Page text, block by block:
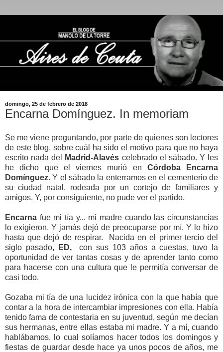
domingo, 25 de febrero de 2018
Encarna Domínguez. In memoriam
Se me viene preguntando, por parte de quienes son lectores
de este blog, sobre cuál ha sido el motivo para que no haya
escrito nada del
Madrid-Alavés celebrado el sábado. Y les
he dicho que el viernes murió en Córdoba Encarna
Domínguez. Y el sábado la enterramos en el cementerio de
su ciudad natal, rodeada por un cortejo de familiares y
amigos. Y, por consiguiente, no pude ver el partido.
Encarna fue mi tía y... mi madre cuando las circunstancias
lo exigieron. Y jamás dejó de preocuparse por mí. Y lo hizo
hasta que dejó de respirar. Nacida en el primer tercio del
siglo pasado,
ED,
con sus 103 años a cuestas, tuvo la
oportunidad de ver tantas cosas y de aprender tanto como
para hacerse con una cultura que le permitía conversar de
casi todo.
Gozaba mi tía de una lucidez irónica con la que había que
contar a la hora de intercambiar impresiones con ella. Había
tenido fama de contestaria en su juventud, según me decían
sus hermanas, entre ellas estaba mi madre. Y a mí, cuando
hablábamos, lo cual solíamos hacer todos los domingos y
fiestas de guardar desde hace ya unos pocos de años, me